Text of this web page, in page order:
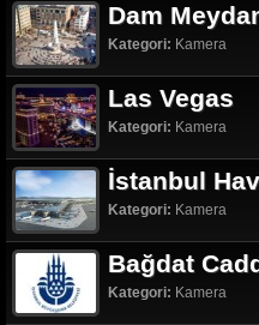
Dam
Kategori: Kamera
Las Vegas
Kategori: Kamera
İstanbul
Kategori: Kamera
Bağdat
Kategori: Kamera